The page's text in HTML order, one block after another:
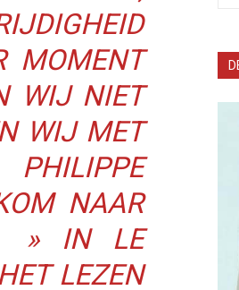
MOMENT
WIJ NIET
WIJ MET
NAAR
IN LE
LEZEN